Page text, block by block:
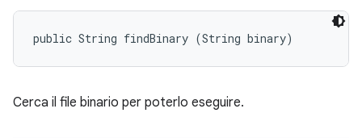
public String findBinary (String binary)
Cerca il file binario per poterlo eseguire.